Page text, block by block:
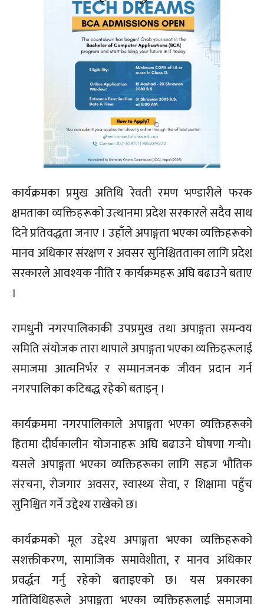
कार्यक्रमका प्रमुख अतिथि रेवती रमण भण्डारीले फरक
क्षमताका व्यक्तिहरूको उत्थानमा प्रदेश सरकारले सदैव साथ
दिने प्रतिवद्धता जनाए । उहाँले अपाङ्गता भएका व्यक्तिहरूको
मानव अधिकार संरक्षण र अवसर सुनिश्चितताका लागि प्रदेश
सरकारले आवश्यक नीति र कार्यक्रमहरू अघि बढाउने बताए
।
रामधुनी नगरपालिकाकी उपप्रमुख तथा अपाङ्गता समन्वय
समिति संयोजक तारा थापाले अपाङ्गता भएका व्यक्तिहरूलाई
समाजमा आत्मनिर्भर र सम्मानजनक जीवन प्रदान गर्न
नगरपालिका कटिबद्ध रहेको बताइन् ।
कार्यक्रममा नगरपालिकाले अपाङ्गता भएका व्यक्तिहरूको
हितमा दीर्घकालीन योजनाहरू अघि बढाउने घोषणा गर्‍यो।
यसले अपाङ्गता भएका व्यक्तिहरूका लागि सहज भौतिक
संरचना, रोजगार अवसर, स्वास्थ्य सेवा, र शिक्षामा पहुँच
सुनिश्चित गर्ने उद्देश्य राखेको छ।
कार्यक्रमको मूल उद्देश्य अपाङ्गता भएका व्यक्तिहरूको
सशक्तीकरण, सामाजिक समावेशीता, र मानव अधिकार
प्रवर्द्धन गर्नु रहेको बताइएको छ। यस प्रकारका
गतिविधिहरूले अपाङ्गता भएका व्यक्तिहरूलाई समाजमा